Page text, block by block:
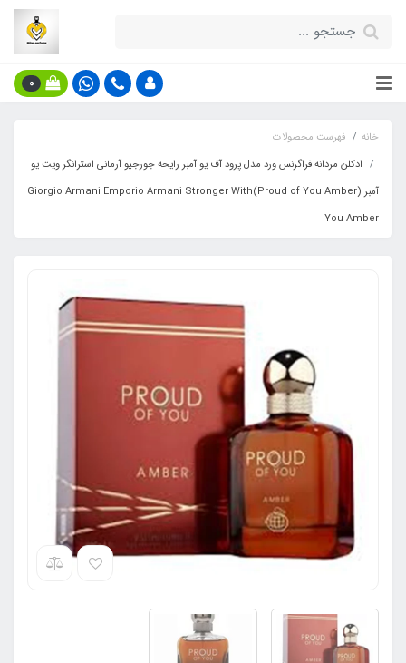
0
خانه
فهرست محصولات
ادکلن مردانه فراگرنس ورد مدل پرود آف یو آمبر رایحه جورجیو آرمانی استرانگر ویت یو
آمبر (Proud of You Amber)Giorgio Armani Emporio Armani Stronger With
You Amber